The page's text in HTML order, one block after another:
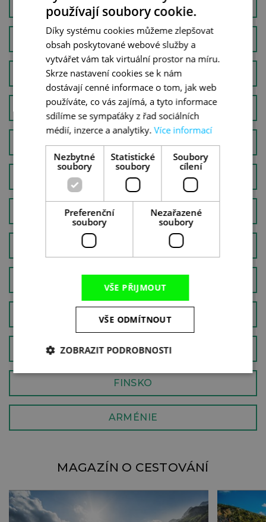
ISLAND
ŠVÝCARSKO
NORSKO
TURECKO
ČESKÁ REPUBLIKA
GRUZIE
SLOVINSKO
VELKÁ BRITÁNIE
FINSKO
ARMÉNIE
MAGAZÍN O CESTOVÁNÍ
používají soubory cookie.
Díky systému cookies můžeme zlepšovat
obsah poskytované webové služby a
vytvářet vám tak virtuální prostor na míru.
Skrze nastavení cookies se k nám
dostávají cenné informace o tom, jak web
používáte, co vás zajímá, a tyto informace
sdílíme se sympaťáky z řad sociálních
médií, inzerce a analytiky. Více informací
Nezbytné
soubory
Statistické
soubory
Soubory
cílení
Preferenční
soubory
Nezařazené
soubory
VŠE PŘIJMOUT
VŠE ODMÍTNOUT
ZOBRAZIT PODROBNOSTI